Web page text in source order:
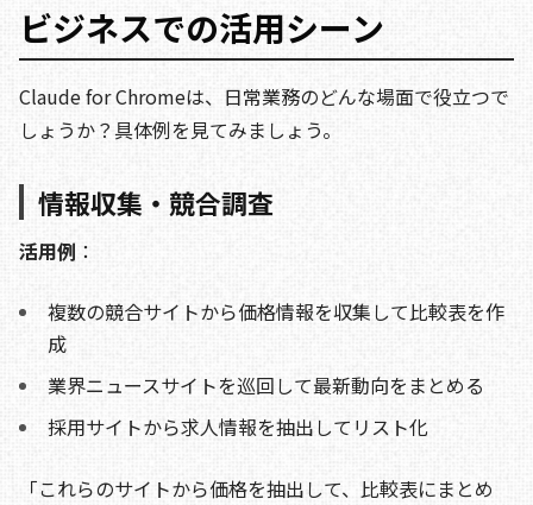
ビジネスでの活用シーン
Claude for Chromeは、日常業務のどんな場面で役立つで
しょうか？具体例を見てみましょう。
情報収集・競合調査
活用例 ：
複数の競合サイトから価格情報を収集して比較表を作
成
業界ニュースサイトを巡回して最新動向をまとめる
採用サイトから求人情報を抽出してリスト化
「これらのサイトから価格を抽出して、比較表にまとめ